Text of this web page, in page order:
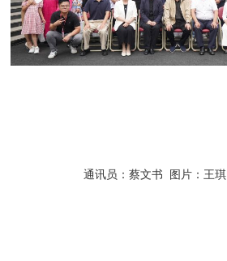
通讯员：蔡文书 图片：王